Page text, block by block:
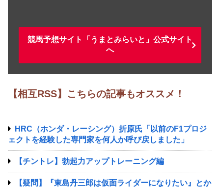
競馬予想サイト「うまとみらいと」公式サイト
へ
【相互RSS】こちらの記事もオススメ！
HRC（ホンダ・レーシング）折原氏「以前のF1プロジ
ェクトを経験した専門家を何人か呼び戻しました」
【チントレ】勃起力アップトレーニング編
【疑問】『東島丹三郎は仮面ライダーになりたい』とか